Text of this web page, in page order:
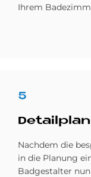
Ihrem
5
Nachdem die
in die Planung
Badgestalter